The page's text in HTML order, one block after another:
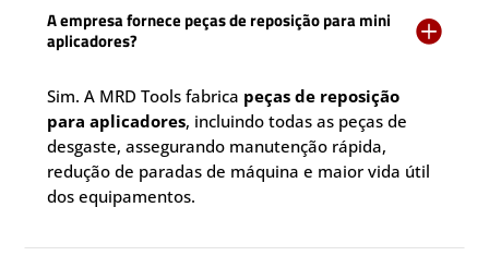
A empresa fornece peças de reposição para mini
aplicadores?

Sim. A MRD Tools fabrica peças de reposição
para aplicadores, incluindo todas as peças de
desgaste, assegurando manutenção rápida,
redução de paradas de máquina e maior vida útil
dos equipamentos.